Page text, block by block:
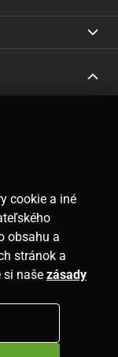
cookie a iné
obsahu a
stránok a
si naše zásady